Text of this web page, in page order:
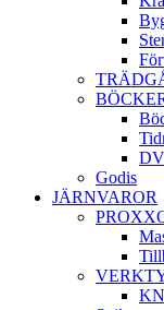
Godis
JÄRNVAROR